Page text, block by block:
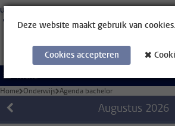
Universiteit Leiden
Menu
Home Onderwijs Agenda bachelor
Augustus 2026
Deze website maakt gebruik van cookies.
Cookies accepteren